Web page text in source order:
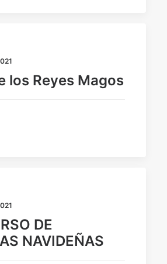
los Reyes Magos
DE
NAVIDEÑAS